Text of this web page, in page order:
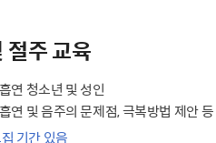
절주 교육
연 청소년 및 성인
연 및 음주의 문제점, 극복방법 제안 등
기간 있음